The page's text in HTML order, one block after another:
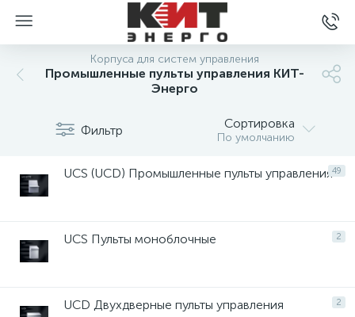
Корпуса для систем управления
Промышленные пульты управления КИТ-
Энерго
Фильтр Сортировка
По умолчанию
49
UCS (UCD) Промышленные пульты управления
2
UCS Пульты моноблочные
2
UCD Двухдверные пульты управления